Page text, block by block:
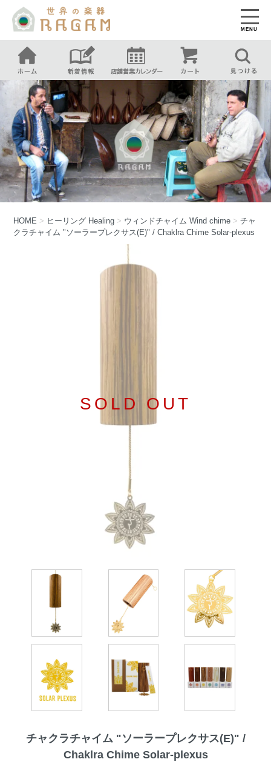
MENU
HOME > ヒーリング Healing > ウィンドチャイムWind chime >チャ
クラチャイム "ソーラープレクサス(E)" / Chaklra Chime Solar-plexus
SOLD OUT
チャクラチャイム "ソーラープレクサス(E)" /
Chaklra Chime Solar-plexus